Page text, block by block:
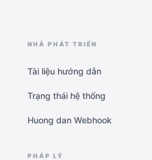
NHÀ PHÁT TRIỂN
Tài liệu hướng dẫn
Trạng thái hệ thống
Huong dan Webhook
PHÁP LÝ